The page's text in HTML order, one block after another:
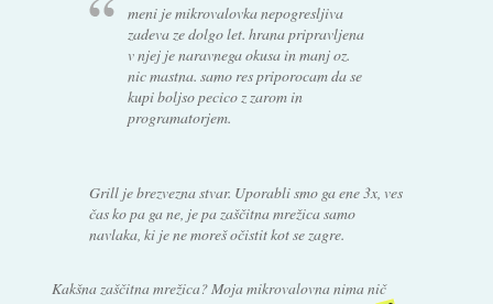
meni je mikrovalovka nepogresljiva
zadeva ze dolgo let. hrana pripravljena
v njej je naravnega okusa in manj oz.
nic mastna. samo res priporocam da se
kupi boljso pecico z zarom in
programatorjem.
Grill je brezvezna stvar. Uporabli smo ga ene 3x, ves
čas ko pa ga ne, je pa zaščitna mrežica samo
navlaka, ki je ne moreš očistit kot se zagre.
Kakšna zaščitna mrežica? Moja mikrovalovna nima nič